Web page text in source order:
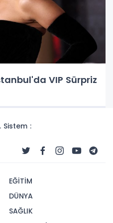
VIP Sürpriz
Sistem :
EĞİTİM
DÜNYA
SAĞLIK